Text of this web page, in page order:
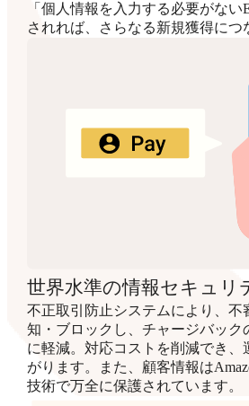
「個人情報を入力する必要がな
されれば、さらなる新規獲得につ
世界水準の情報セキュリ
不正取引防止システムにより、不
知・ブロックし、チャージバック
に軽減。対応コストを削減でき、
がります。また、顧客情報は
技術で万全に保護されています。